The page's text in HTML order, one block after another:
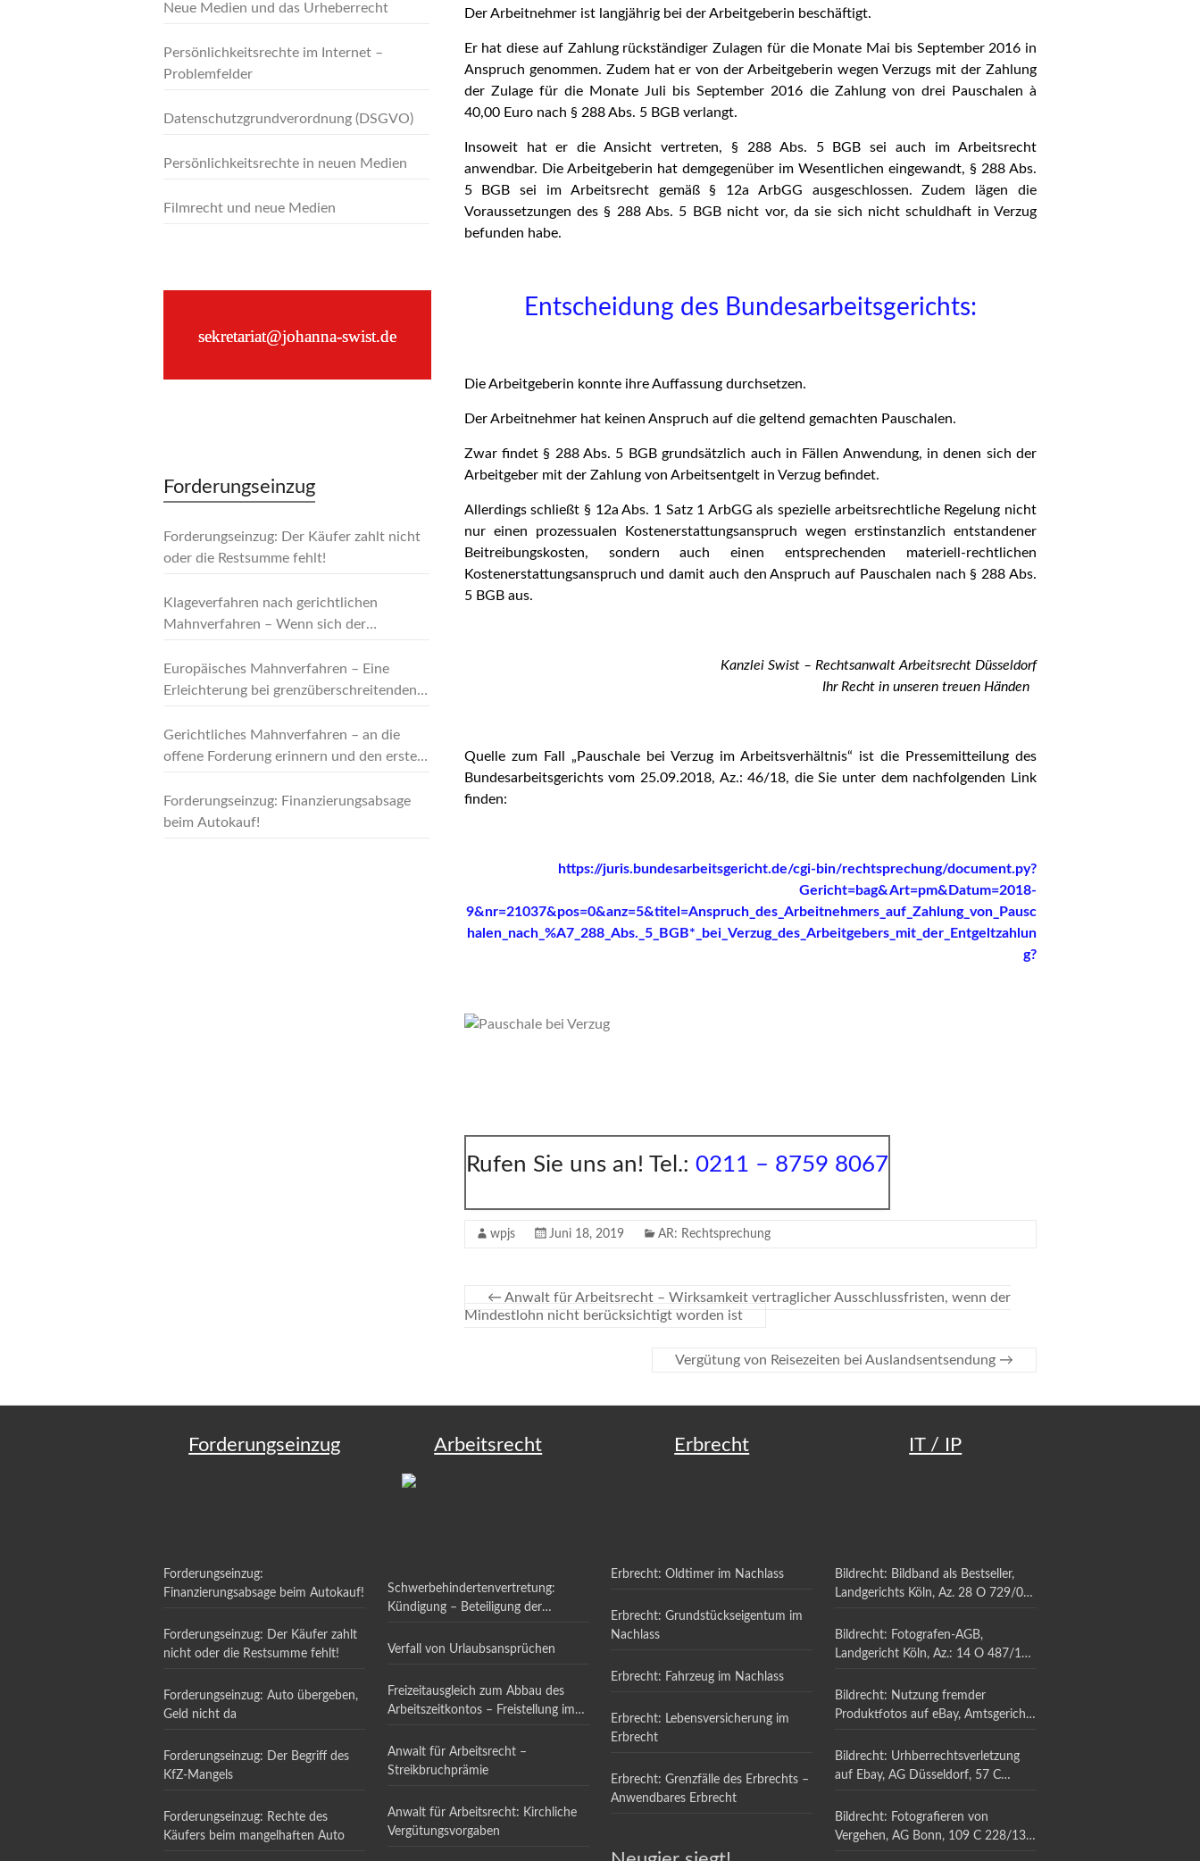
Der Arbeitnehmer ist langjährig bei der Arbeitgeberin beschäftigt.
Er hat diese auf Zahlung rückständiger Zulagen für die Monate Mai bis September 2016 in
Anspruch genommen. Zudem hat er von der Arbeitgeberin wegen Verzugs mit der Zahlung
der Zulage für die Monate Juli bis September 2016 die Zahlung von drei Pauschalen à
40,00 Euro nach § 288 Abs. 5 BGB verlangt.
Insoweit hat er die Ansicht vertreten, § 288 Abs. 5 BGB sei auch im Arbeitsrecht
anwendbar. Die Arbeitgeberin hat demgegenüber im Wesentlichen eingewandt, § 288 Abs.
5 BGB sei im Arbeitsrecht gemäß § 12a ArbGG ausgeschlossen. Zudem lägen die
Voraussetzungen des § 288 Abs. 5 BGB nicht vor, da sie sich nicht schuldhaft in Verzug
befunden habe.
Entscheidung des Bundesarbeitsgerichts:
Die Arbeitgeberin konnte ihre Auffassung durchsetzen.
Der Arbeitnehmer hat keinen Anspruch auf die geltend gemachten Pauschalen.
Zwar findet § 288 Abs. 5 BGB grundsätzlich auch in Fällen Anwendung, in denen sich der
Arbeitgeber mit der Zahlung von Arbeitsentgelt in Verzug befindet.
Allerdings schließt § 12a Abs. 1 Satz 1 ArbGG als spezielle arbeitsrechtliche Regelung nicht
nur einen prozessualen Kostenerstattungsanspruch wegen erstinstanzlich entstandener
Beitreibungskosten, sondern auch einen entsprechenden materiell-rechtlichen
Kostenerstattungsanspruch und damit auch den Anspruch auf Pauschalen nach § 288 Abs.
5 BGB aus.
Kanzlei Swist – Rechtsanwalt Arbeitsrecht Düsseldorf
Ihr Recht in unseren treuen Händen
Quelle zum Fall „Pauschale bei Verzug im Arbeitsverhältnis“ ist die Pressemitteilung des
Bundesarbeitsgerichts vom 25.09.2018, Az.: 46/18, die Sie unter dem nachfolgenden Link
finden:
https://juris.bundesarbeitsgericht.de/cgi-bin/rechtsprechung/document.py?
Gericht=bag&Art=pm&Datum=2018-
9&nr=21037&pos=0&anz=5&titel=Anspruch_des_Arbeitnehmers_auf_Zahlung_von_Pausc
halen_nach_%A7_288_Abs._5_BGB*_bei_Verzug_des_Arbeitgebers_mit_der_Entgeltzahlun
g?
Rufen Sie uns an! Tel.: 0211 – 8759 8067
wpjs Juni 18, 2019 AR: Rechtsprechung
← Anwalt für Arbeitsrecht – Wirksamkeit vertraglicher Ausschlussfristen, wenn der
Mindestlohn nicht berücksichtigt worden ist
Vergütung von Reisezeiten bei Auslandsentsendung →
Neue Medien und das Urheberrecht
Persönlichkeitsrechte im Internet –
Problemfelder
Datenschutzgrundverordnung (DSGVO)
Persönlichkeitsrechte in neuen Medien
Filmrecht und neue Medien
sekretariat@johanna-swist.de
Forderungseinzug
Forderungseinzug: Der Käufer zahlt nicht
oder die Restsumme fehlt!
Klageverfahren nach gerichtlichen
Mahnverfahren – Wenn sich der
die Forderung wehrt!
Europäisches Mahnverfahren – Eine
Erleichterung bei grenzüberschreitenden
Gerichtliches Mahnverfahren – an die
offene Forderung erinnern und den ersten
Forderungseinzug: Finanzierungsabsage
beim Autokauf!
Forderungseinzug
Forderungseinzug:
Finanzierungsabsage beim Autokauf!
Forderungseinzug: Der Käufer zahlt
nicht oder die Restsumme fehlt!
Forderungseinzug: Auto übergeben,
Geld nicht da
Forderungseinzug: Der Begriff des
KfZ-Mangels
Forderungseinzug: Rechte des
Käufers beim mangelhaften Auto
Arbeitsrecht
Schwerbehindertenvertretung:
Kündigung – Beteiligung der
Verfall von Urlaubsansprüchen
Freizeitausgleich zum Abbau des
Arbeitszeitkontos – Freistellung im
Anwalt für Arbeitsrecht –
Streikbruchprämie
Anwalt für Arbeitsrecht: Kirchliche
Vergütungsvorgaben
Erbrecht
Erbrecht: Oldtimer im Nachlass
Erbrecht: Grundstückseigentum im
Nachlass
Erbrecht: Fahrzeug im Nachlass
Erbrecht: Lebensversicherung im
Erbrecht
Erbrecht: Grenzfälle des Erbrechts –
Anwendbares Erbrecht
IT / IP
Bildrecht: Bildband als Bestseller,
Landgerichts Köln, Az. 28 O 729/07,
Bildrecht: Fotografen-AGB,
Landgericht Köln, Az.: 14 O 487/18,
Bildrecht: Nutzung fremder
Produktfotos auf eBay, Amtsgericht
14.12.2011,
Bildrecht: Urhberrechtsverletzung
auf Ebay, AG Düsseldorf, 57 C
Bildrecht: Fotografieren von
Vergehen, AG Bonn, 109 C 228/13,